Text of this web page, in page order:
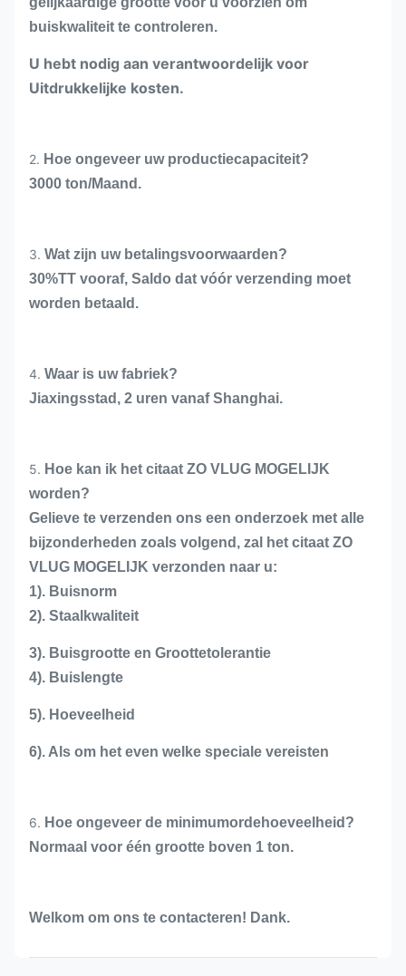
buiskwaliteit te controleren.
U hebt nodig aan verantwoordelijk voor
Uitdrukkelijke kosten.
2. Hoe ongeveer uw productiecapaciteit?
3000 ton/Maand.
3. Wat zijn uw betalingsvoorwaarden?
30%TT vooraf, Saldo dat vóór verzending moet
worden betaald.
4. Waar is uw fabriek?
Jiaxingsstad, 2 uren vanaf Shanghai.
5. Hoe kan ik het citaat ZO VLUG MOGELIJK
worden?
Gelieve te verzenden ons een onderzoek met alle
bijzonderheden zoals volgend, zal het citaat ZO
VLUG MOGELIJK verzonden naar u:
1). Buisnorm
2). Staalkwaliteit
3). Buisgrootte en Groottetolerantie
4). Buislengte
5). Hoeveelheid
6). Als om het even welke speciale vereisten
6. Hoe ongeveer de minimumordehoeveelheid?
Normaal voor één grootte boven 1 ton.
Welkom om ons te contacteren! Dank.